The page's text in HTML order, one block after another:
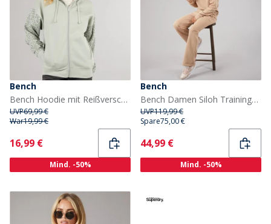
Bench
Bench Hoodie mit Reißverschluss Damen Salbei
UVP69,99 €
War19,99 €
Current
16,99 €
Mind. -50%
Bench
Bench Damen Siloh Trainingsanzug Taupe
UVP119,99 €
Spare75,00 €
Current
44,99 €
Mind. -50%